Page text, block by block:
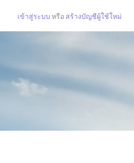
เข้าสู่ระบบ หรือ สร้างบัญชีผู้ใช้ใหม่